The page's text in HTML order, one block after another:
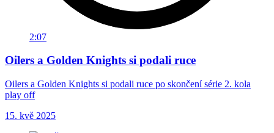
2:07
Oilers a Golden Knights si podali ruce
Oilers a Golden Knights si podali ruce po skončení série 2. kola
play off
15. kvě 2025